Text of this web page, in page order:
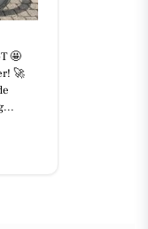
🤩
🚀